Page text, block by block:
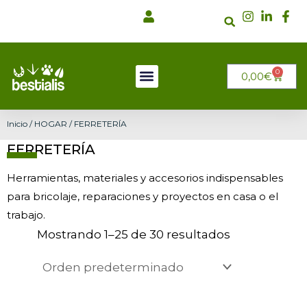
0,00€ 0
Inicio / HOGAR / FERRETERÍA
FERRETERÍA
Herramientas, materiales y accesorios indispensables
para bricolaje, reparaciones y proyectos en casa o el
trabajo.
Mostrando 1–25 de 30 resultados